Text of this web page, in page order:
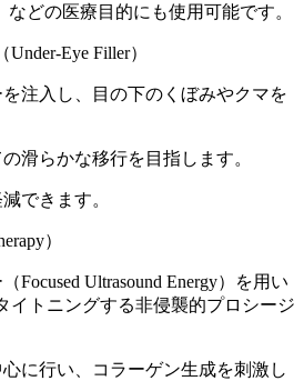
などの医療目的にも使用可能です。
Eye Filler）
注入し、目の下のくぼみやクマを
滑らかな移行を目指します。
できます。
）
Focused Ultrasound Energy）を用い
イトニングする非侵襲的プロシージ
に行い、コラーゲン生成を刺激し